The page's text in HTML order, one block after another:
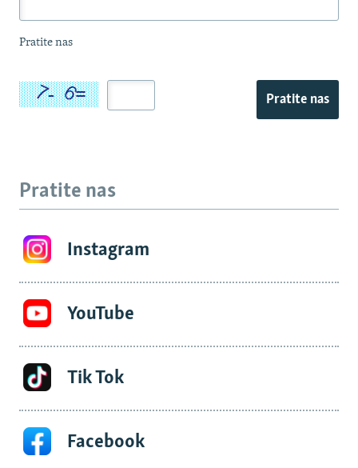
Pratite nas
Pratite nas
Pratite nas
Instagram
YouTube
Tik Tok
Facebook